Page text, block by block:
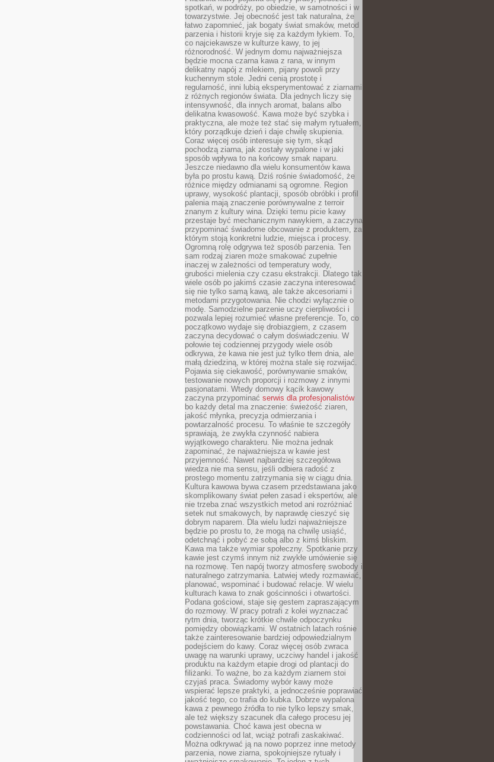
spotkań, w podróży, po obiedzie, w samotności i w
towarzystwie. Jej obecność jest tak naturalna, że
łatwo zapomnieć, jak bogaty świat smaków, metod
parzenia i historii kryje się za każdym łykiem. To,
co najciekawsze w kulturze kawy, to jej
różnorodność. W jednym domu najważniejsza
będzie mocna czarna kawa z rana, w innym
delikatny napój z mlekiem, pijany powoli przy
kuchennym stole. Jedni cenią prostotę i
regularność, inni lubią eksperymentować z ziarnami
z różnych regionów świata. Dla jednych liczy się
intensywność, dla innych aromat, balans albo
delikatna kwasowość. Kawa może być szybka i
praktyczna, ale może też stać się małym rytuałem,
który porządkuje dzień i daje chwilę skupienia.
Coraz więcej osób interesuje się tym, skąd
pochodzą ziarna, jak zostały wypalone i w jaki
sposób wpływa to na końcowy smak naparu.
Jeszcze niedawno dla wielu konsumentów kawa
była po prostu kawą. Dziś rośnie świadomość, że
różnice między odmianami są ogromne. Region
uprawy, wysokość plantacji, sposób obróbki i profil
palenia mają znaczenie porównywalne z terroir
znanym z kultury wina. Dzięki temu picie kawy
przestaje być mechanicznym nawykiem, a zaczyna
przypominać świadome obcowanie z produktem, za
którym stoją konkretni ludzie, miejsca i procesy.
Ogromną rolę odgrywa też sposób parzenia. Ten
sam rodzaj ziaren może smakować zupełnie
inaczej w zależności od temperatury wody,
grubości mielenia czy czasu ekstrakcji. Dlatego tak
wiele osób po jakimś czasie zaczyna interesować
się nie tylko samą kawą, ale także akcesoriami i
metodami przygotowania. Nie chodzi wyłącznie o
modę. Samodzielne parzenie uczy cierpliwości i
pozwala lepiej rozumieć własne preferencje. To, co
początkowo wydaje się drobiazgiem, z czasem
zaczyna decydować o całym doświadczeniu. W
połowie tej codziennej przygody wiele osób
odkrywa, że kawa nie jest już tylko tłem dnia, ale
małą dziedziną, w której można stale się rozwijać.
Pojawia się ciekawość, porównywanie smaków,
testowanie nowych proporcji i rozmowy z innymi
pasjonatami. Wtedy domowy kącik kawowy
zaczyna przypominać serwis dla profesjonalistów
bo każdy detal ma znaczenie: świeżość ziaren,
jakość młynka, precyzja odmierzania i
powtarzalność procesu. To właśnie te szczegóły
sprawiają, że zwykła czynność nabiera
wyjątkowego charakteru. Nie można jednak
zapominać, że najważniejsza w kawie jest
przyjemność. Nawet najbardziej szczegółowa
wiedza nie ma sensu, jeśli odbiera radość z
prostego momentu zatrzymania się w ciągu dnia.
Kultura kawowa bywa czasem przedstawiana jako
skomplikowany świat pełen zasad i ekspertów, ale
nie trzeba znać wszystkich metod ani rozróżniać
setek nut smakowych, by naprawdę cieszyć się
dobrym naparem. Dla wielu ludzi najważniejsze
będzie po prostu to, że mogą na chwilę usiąść,
odetchnąć i pobyć ze sobą albo z kimś bliskim.
Kawa ma także wymiar społeczny. Spotkanie przy
kawie jest czymś innym niż zwykłe umówienie się
na rozmowę. Ten napój tworzy atmosferę swobody i
naturalnego zatrzymania. Łatwiej wtedy rozmawiać,
planować, wspominać i budować relacje. W wielu
kulturach kawa to znak gościnności i otwartości.
Podana gościowi, staje się gestem zapraszającym
do rozmowy. W pracy potrafi z kolei wyznaczać
rytm dnia, tworząc krótkie chwile odpoczynku
pomiędzy obowiązkami. W ostatnich latach rośnie
także zainteresowanie bardziej odpowiedzialnym
podejściem do kawy. Coraz więcej osób zwraca
uwagę na warunki uprawy, uczciwy handel i jakość
produktu na każdym etapie drogi od plantacji do
filiżanki. To ważne, bo za każdym ziarnem stoi
czyjaś praca. Świadomy wybór kawy może
wspierać lepsze praktyki, a jednocześnie poprawiać
jakość tego, co trafia do kubka. Dobrze wypalona
kawa z pewnego źródła to nie tylko lepszy smak,
ale też większy szacunek dla całego procesu jej
powstawania. Choć kawa jest obecna w
codzienności od lat, wciąż potrafi zaskakiwać.
Można odkrywać ją na nowo poprzez inne metody
parzenia, nowe ziarna, spokojniejsze rytuały i